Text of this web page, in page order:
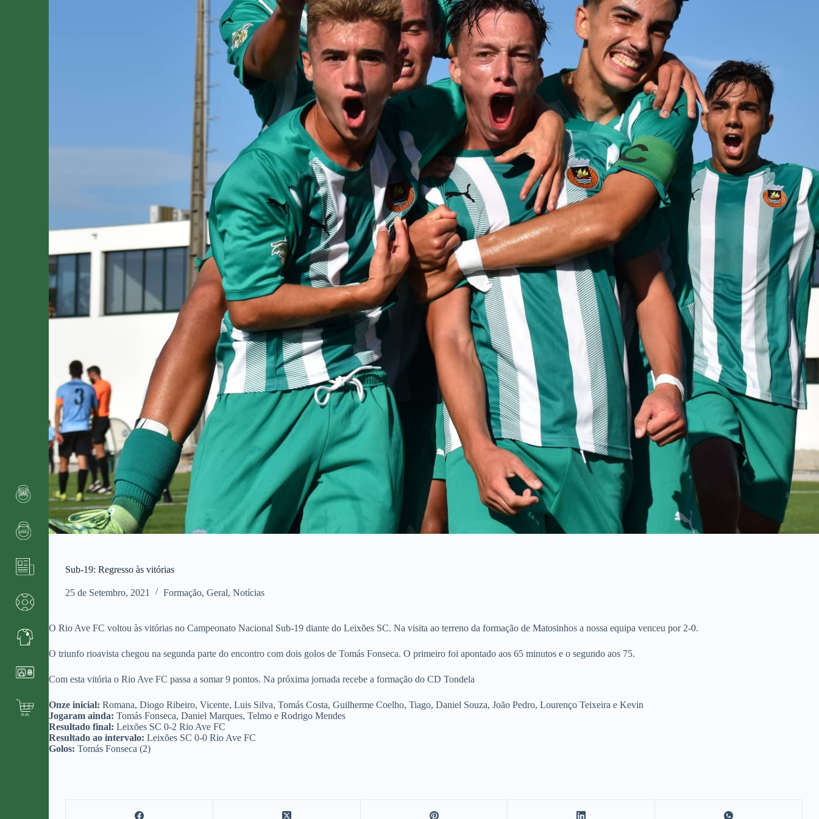
Sub-19: Regresso às vitórias
25 de Setembro, 2021 Formação,Geral,Notícias
O Rio Ave FC voltou às vitórias no Campeonato Nacional Sub-19 diante do Leixões SC. Na visita ao terreno da formação de Matosinhos a nossa equipa venceu por 2-0.
O triunfo rioavista chegou na segunda parte do encontro com dois golos de Tomás Fonseca. O primeiro foi apontado aos 65 minutos e o segundo aos 75.
Com esta vitória o Rio Ave FC passa a somar 9 pontos. Na próxima jornada recebe a formação do CD Tondela
Onze inicial: Romana, Diogo Ribeiro, Vicente, Luis Silva, Tomás Costa, Guilherme Coelho, Tiago, Daniel Souza, João Pedro, Lourenço Teixeira e Kevin
Jogaram ainda: Tomás Fonseca, Daniel Marques, Telmo e Rodrigo Mendes
Resultado final: Leixões SC 0-2 Rio Ave FC
Resultado ao intervalo: Leixões SC 0-0 Rio Ave FC
Golos: Tomás Fonseca (2)